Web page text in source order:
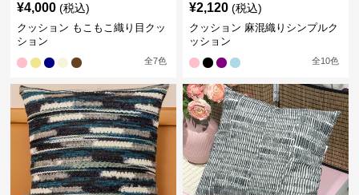
¥4,000 (税込)
クッション もこもこ織り目クッ
ション
全7色
¥2,120 (税込)
クッション 麻混織りシンプルク
ッション
全10色